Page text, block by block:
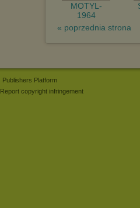
MOTYL-
1964
« poprzednia strona
Publishers Platform
Report copyright infringement